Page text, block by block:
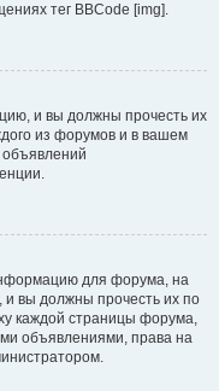
тег BBCode [img].
и вы должны прочесть их
из форумов и в вашем
для форума, на
и вы должны прочесть их по
каждой страницы форума,
объявлениями, права на